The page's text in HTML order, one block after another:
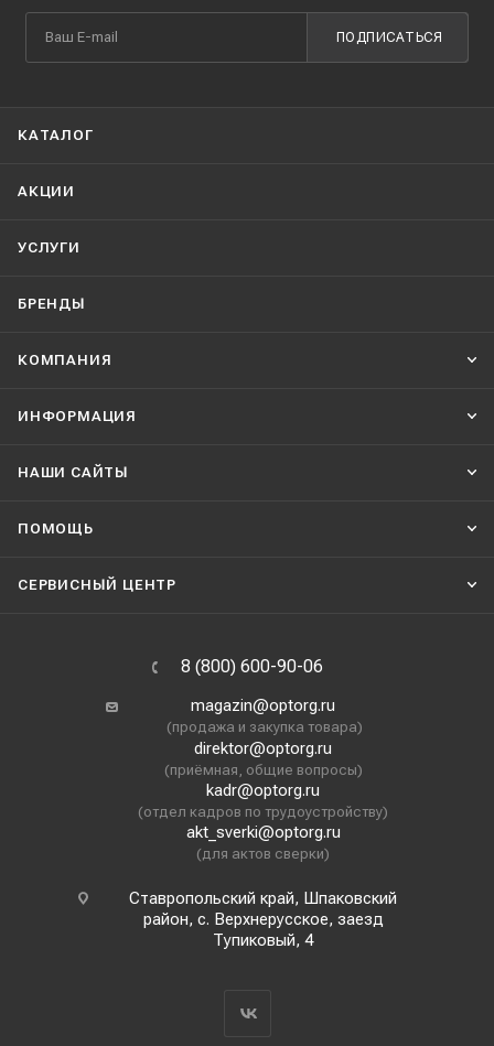
ПОДПИСАТЬСЯ
КАТАЛОГ
АКЦИИ
УСЛУГИ
БРЕНДЫ
КОМПАНИЯ
ИНФОРМАЦИЯ
НАШИ CАЙТЫ
ПОМОЩЬ
СЕРВИСНЫЙ ЦЕНТР
8 (800) 600-90-06
magazin@optorg.ru
(продажа и закупка товара)
direktor@optorg.ru
(приёмная, общие вопросы)
kadr@optorg.ru
(отдел кадров по трудоустройству)
akt_sverki@optorg.ru
(для актов сверки)
Ставропольский край, Шпаковский
район, с. Верхнерусское, заезд
Тупиковый, 4